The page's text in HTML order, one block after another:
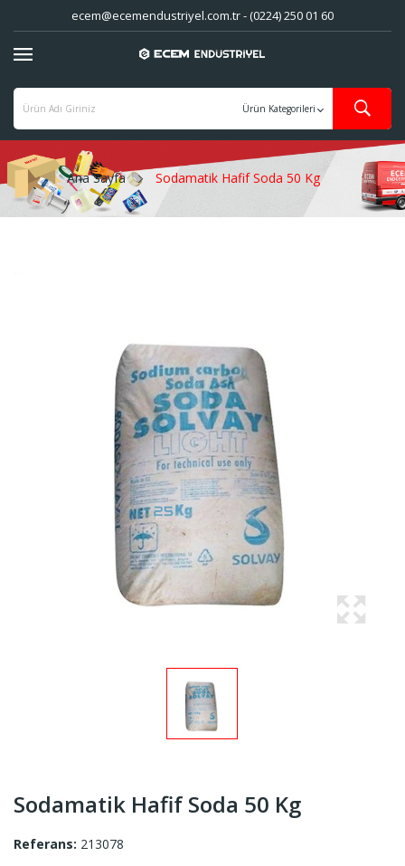
ecem@ecemendustriyel.com.tr - (0224) 250 01 60
Ana Sayfa Sodamatik Hafif Soda 50 Kg
Sodamatik Hafif Soda 50 Kg
Referans: 213078